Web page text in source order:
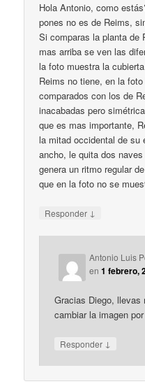
Hola Antonio, como
pones no es de Reims,
Si comparas la planta de
mas arriba se ven las
la foto muestra la
Reims no tiene, en la
comparados con los de
inacabadas pero
que es mas importante,
la mitad occidental de su
ancho, le quita dos
genera un ritmo regular
que en la foto no se
Responder ↓
Antonio Luis
en1 febrero,
Gracias Diego, llevas
cambiar la imagen
Responder ↓